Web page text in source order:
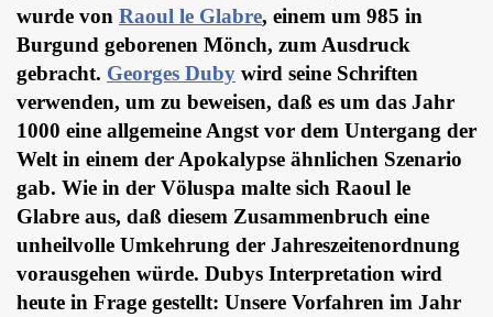
wurde von Raoul le Glabre, einem um 985 in
Burgund geborenen Mönch, zum Ausdruck
gebracht. Georges Duby wird seine Schriften
verwenden, um zu beweisen, daß es um das Jahr
1000 eine allgemeine Angst vor dem Untergang der
Welt in einem der Apokalypse ähnlichen Szenario
gab. Wie in der Völuspa malte sich Raoul le
Glabre aus, daß diesem Zusammenbruch eine
unheilvolle Umkehrung der Jahreszeitenordnung
vorausgehen würde. Dubys Interpretation wird
heute in Frage gestellt: Unsere Vorfahren im Jahr